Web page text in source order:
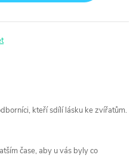
kteří sdílí lásku ke zvířatům.
čase, aby u vás byly co